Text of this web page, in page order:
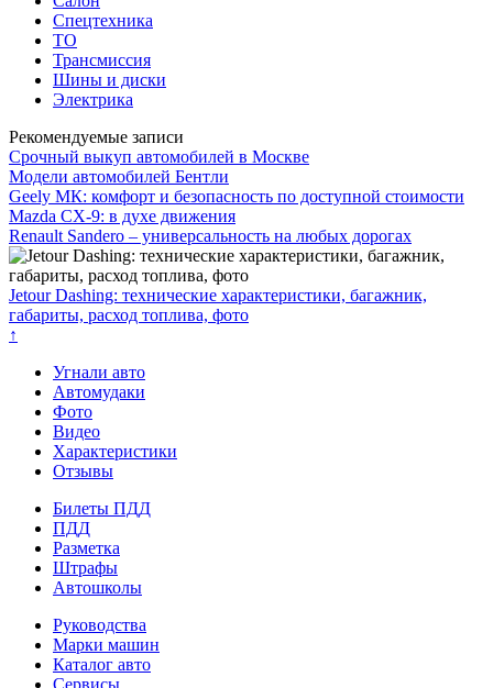
Спецтехника
ТО
Трансмиссия
Шины и диски
Электрика
Рекомендуемые записи
Срочный выкуп автомобилей в Москве
Модели автомобилей Бентли
Geely МК: комфорт и безопасность по доступной стоимости
Mazda CX-9: в духе движения
Renault Sandero – универсальность на любых дорогах
Jetour Dashing: технические характеристики, багажник,
габариты, расход топлива, фото
↑
Угнали авто
Автомудаки
Фото
Видео
Характеристики
Отзывы
Билеты ПДД
ПДД
Разметка
Штрафы
Автошколы
Руководства
Марки машин
Каталог авто